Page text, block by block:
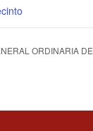
ORDINARIA DE